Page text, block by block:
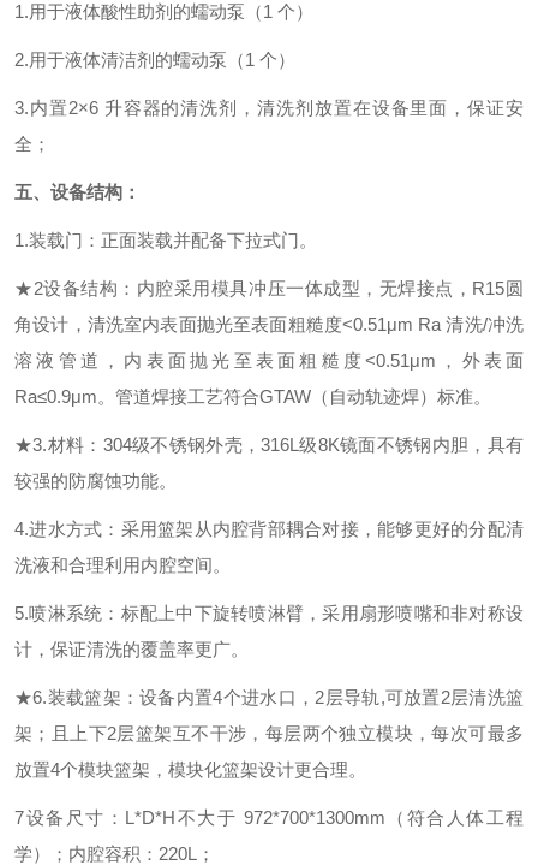
1.用于液体酸性助剂的蠕动泵（1 个）
2.用于液体清洁剂的蠕动泵（1 个）
3.内置2×6 升容器的清洗剂 ，清洗剂放置在设备里面，保证安
全；
五、 设备结构：
1.装载门：正面装载并配备下拉式门。
★2设备结构：内腔采用模具冲压一体成型，无焊接点，R15圆
角设计，清洗室内表面抛光至表面粗糙度<0.51μm Ra 清洗/冲洗
溶液管道，内表面抛光至表面粗糙度<0.51μm，外表面
Ra≤0.9μm。管道焊接工艺符合GTAW（自动轨迹焊）标准。
★3.材料：304级不锈钢外壳，316L级8K镜面不锈钢内胆，具有
较强的防腐蚀功能。
4.进水方式：采用篮架从内腔背部耦合对接，能够更好的分配清
洗液和合理利用内腔空间。
5.喷淋系统：标配上中下旋转喷淋臂，采用扇形喷嘴和非对称设
计，保证清洗的覆盖率更广。
★6.装载篮架：设备内置4个进水口，2层导轨 ,可放置2层清洗篮
架 ； 且上下2层篮架互不干涉， 每层两个独立模块，每次可最多
放置4个模块篮架，模块化篮架设计更合理。
7设备尺寸：L*D*H不大于 972*700*1300mm（符合人体工程
学）
；内腔容积： 220L；